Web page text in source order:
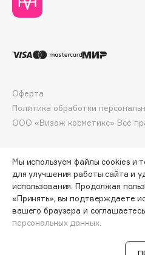
Dessange
Dolce & Gabbana
Dorco
DP Daily Perfection
Dr. Vranjes Firenze
Dr.Ceuracle
Dr.Jart+
DSD de Luxe
Dyson
СООБЩИТЬ О ПОСТУПЛЕНИИ
ООО «Визаж косметикс» Все
Оферта
Политика обработки
Мы используем файлы cookies и
для улучшения работы сайта и
использования. Продолжая
«Принять», вы подтверждаете
вашего браузера и соглашаетесь
персональных данных.